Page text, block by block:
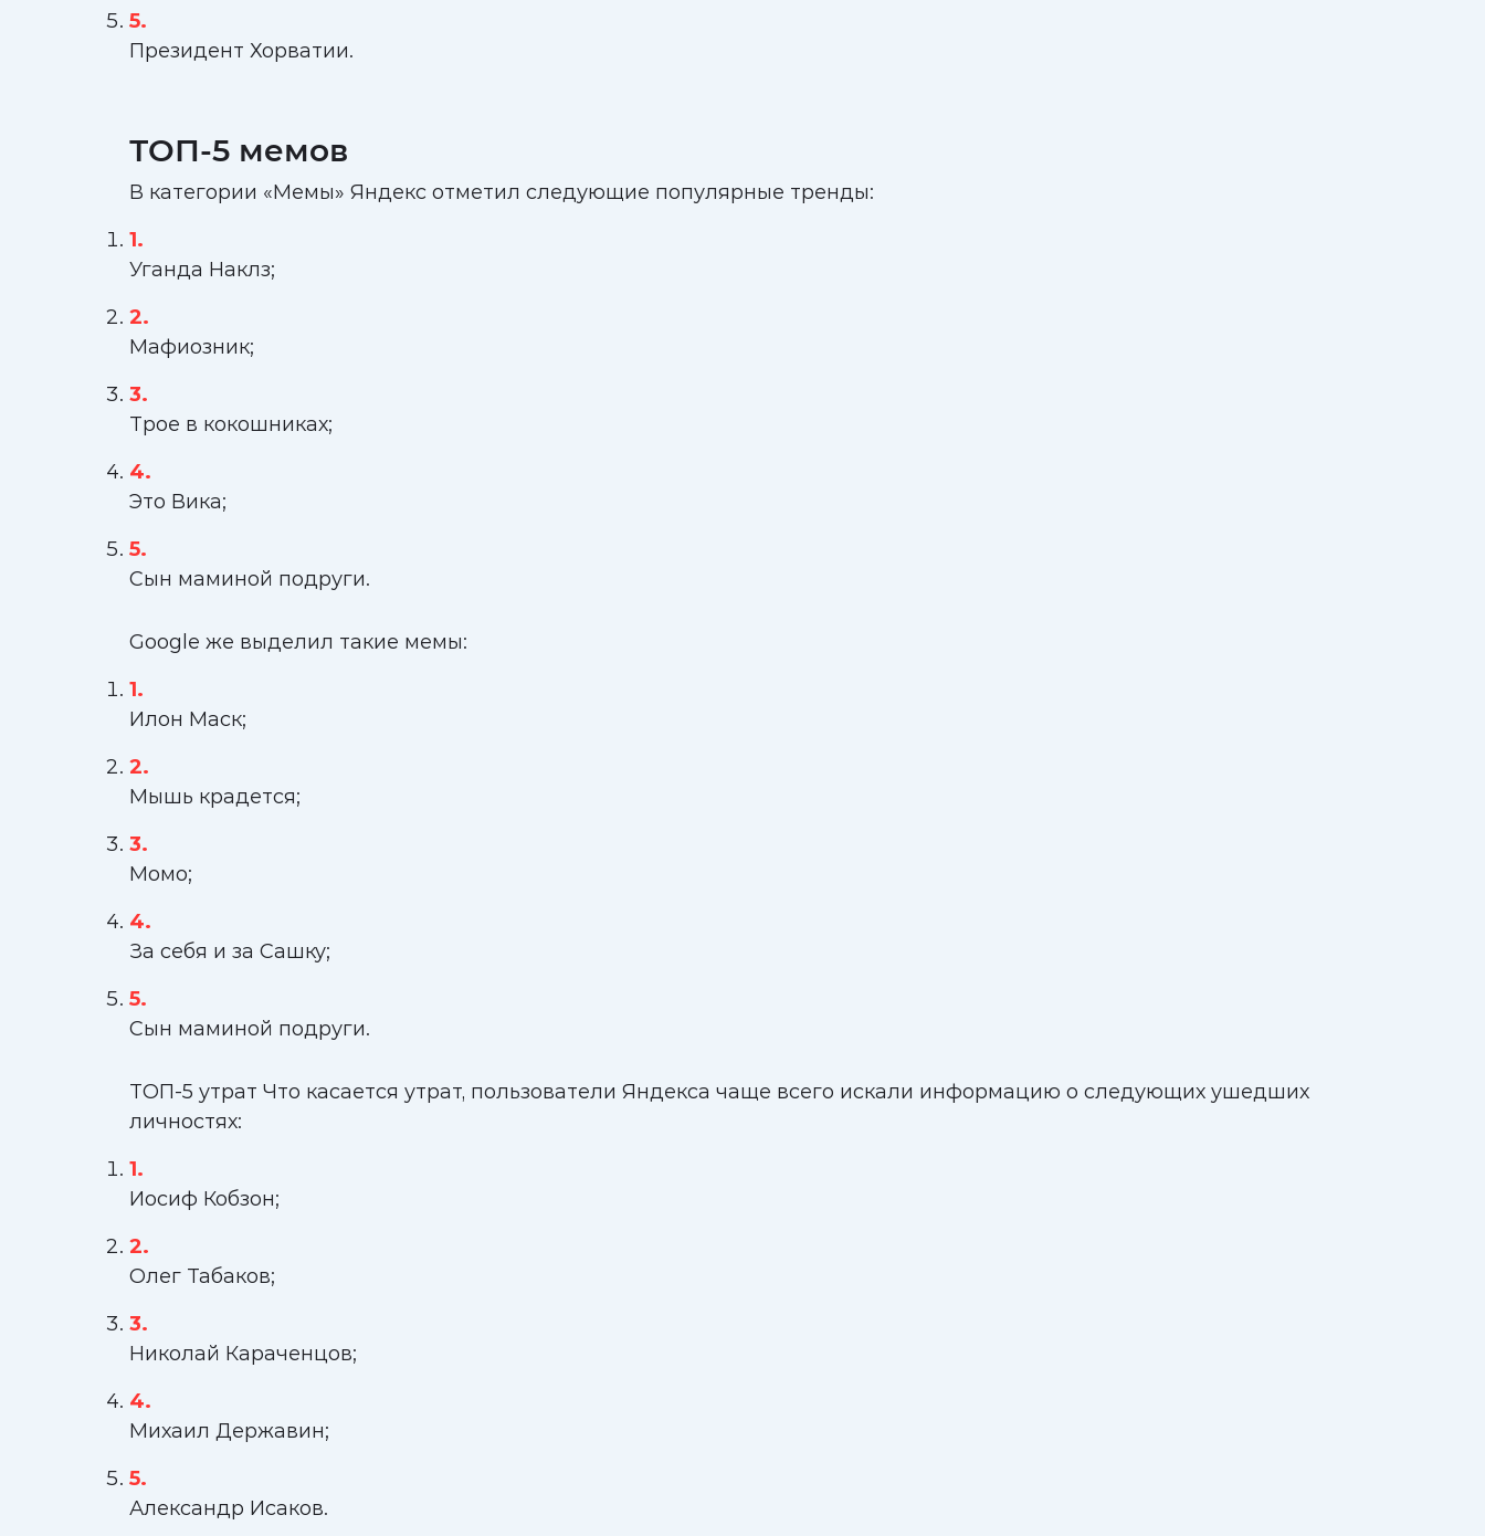
Президент Хорватии.
ТОП-5 мемов
В категории «Мемы» Яндекс отметил следующие популярные тренды:
Уганда Наклз;
Мафиозник;
Трое в кокошниках;
Это Вика;
Сын маминой подруги.
Google же выделил такие мемы:
Илон Маск;
Мышь крадется;
Момо;
За себя и за Сашку;
Сын маминой подруги.
ТОП-5 утрат Что касается утрат, пользователи Яндекса чаще всего искали информацию о следующих ушедших
личностях:
Иосиф Кобзон;
Олег Табаков;
Николай Караченцов;
Михаил Державин;
Александр Исаков.